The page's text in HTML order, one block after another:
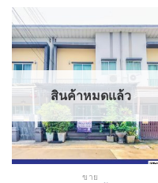
สินค้าหมดแล้ว
ขาย